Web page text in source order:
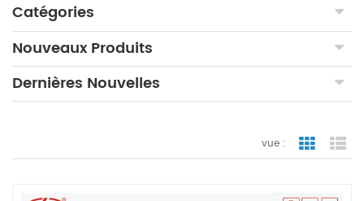
Catégories
Nouveaux Produits
Dernières Nouvelles
vue : vue de